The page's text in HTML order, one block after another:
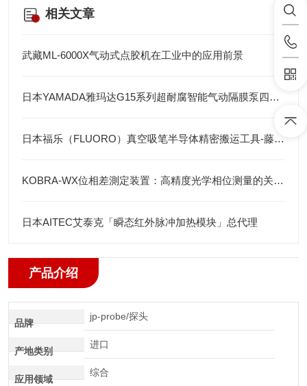
相关文章
武藏ML-6000X气动式点胶机在工业中的应用前景
日本YAMADA雅玛达G15系列超耐腐智能气动隔膜泵四川代理店
日本福乐（FLUORO）真空吸笔半导体精密搬运工具-藤田光学
KOBRA-WX位相差測定装置：高精度光学相位测量的关键技术解析
日本AITEC艾泰克「瞬态红外脉冲加热模块」总代理
产品介绍
品牌
jp-probe/探头
产地类别
进口
应用领域
综合